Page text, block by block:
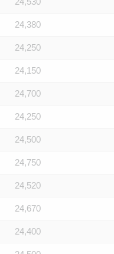
24,380
24,250
24,150
24,700
24,250
24,500
24,750
24,520
24,670
24,400